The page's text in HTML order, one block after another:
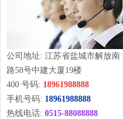
公司地址: 江苏省盐城市解放南
路58号中建大厦19楼
400 号码: 18961988888
手机号码: 18961988888
热线电话: 0515-88088888